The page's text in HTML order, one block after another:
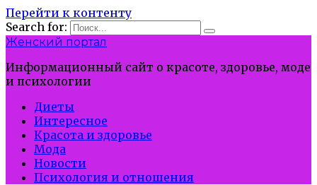
Перейти к контенту
Search for:
Женский портал
Информационный сайт о красоте, здоровье, моде
и психологии
Диеты
Интересное
Красота и здоровье
Мода
Новости
Психология и отношения